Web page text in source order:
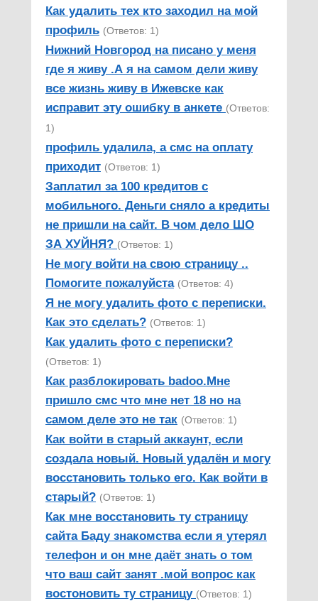
Как удалить тех кто заходил на мой
профиль (Ответов: 1)
Нижний Новгород на писано у меня
где я живу .А я на самом дели живу
все жизнь живу в Ижевске как
исправит эту ошибку в анкете (Ответов:
1)
профиль удалила, а смс на оплату
приходит (Ответов: 1)
Заплатил за 100 кредитов с
мобильного. Деньги сняло а кредиты
не пришли на сайт. В чом дело ШО
ЗА ХУЙНЯ? (Ответов: 1)
Не могу войти на свою страницу ..
Помогите пожалуйста (Ответов: 4)
Я не могу удалить фото с переписки.
Как это сделать? (Ответов: 1)
Как удалить фото с переписки?
(Ответов: 1)
Как разблокировать badoo.Мне
пришло смс что мне нет 18 но на
самом деле это не так (Ответов: 1)
Как войти в старый аккаунт, если
создала новый. Новый удалён и могу
восстановить только его. Как войти в
старый? (Ответов: 1)
Как мне восстановить ту страницу
сайта Баду знакомства если я утерял
телефон и он мне даёт знать о том
что ваш сайт занят .мой вопрос как
востоновить ту страницу (Ответов: 1)